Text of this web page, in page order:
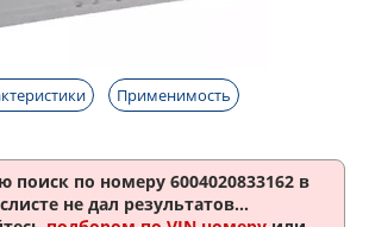
Применимость
поиск по номеру 6004020833162в
не дал результатов...